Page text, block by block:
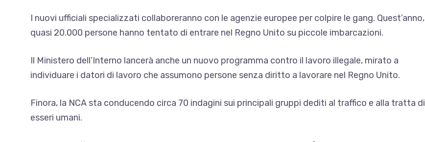
I nuovi ufficiali specializzati collaboreranno con le agenzie europee per colpire le gang. Quest’anno,
quasi 20.000 persone hanno tentato di entrare nel Regno Unito su piccole imbarcazioni.
Il Ministero dell’Interno lancerà anche un nuovo programma contro il lavoro illegale, mirato a
individuare i datori di lavoro che assumono persone senza diritto a lavorare nel Regno Unito.
Finora, la NCA sta conducendo circa 70 indagini sui principali gruppi dediti al traffico e alla tratta di
esseri umani.